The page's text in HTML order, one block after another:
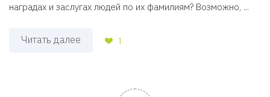
наградах и заслугах людей по их фамилиям? Возможно, ...
Читать далее 1